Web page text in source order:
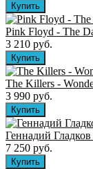
Pink Floyd - The
3 210 руб.
The Killers ‎-
3 990 руб.
Геннадий
7 250 руб.